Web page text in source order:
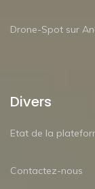
Drone-Spot sur
Divers
Etat de la
Contactez-nous